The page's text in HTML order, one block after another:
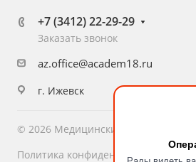
+7 (3412) 22-29-29
Заказать звонок
az.office@academ18.ru
г. Ижевск
© 2026 Медицинский центр
Политика конфиденциальности